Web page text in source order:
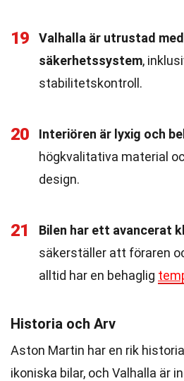
19
Valhalla är utrustad
säkerhetssystem,
stabilitetskontroll.
20 Interiören är lyxig och
högkvalitativa material
design.
21 Bilen har ett avancerat
säkerställer att föraren
alltid har en behaglig
Historia och Arv
Aston Martin har en rik
ikoniska bilar, och Valhalla är